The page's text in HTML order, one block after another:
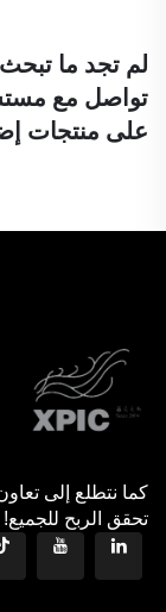
لم تجد ما
تواصل مع
على منتجات
كما نتطلع إلى
تحقق الربح للجميع!